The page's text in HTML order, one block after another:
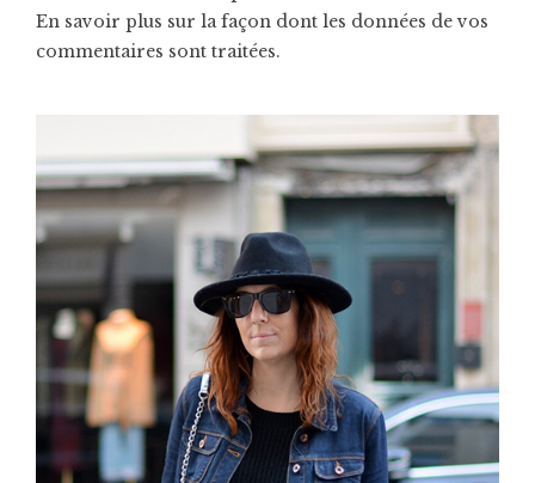
En savoir plus sur la façon dont les données de vos
commentaires sont traitées.